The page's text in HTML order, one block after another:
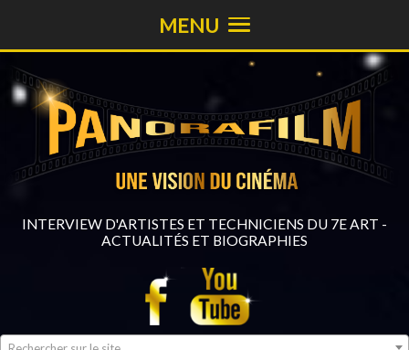
INTERVIEW D'ARTISTES ET TECHNICIENS DU 7E ART -
ACTUALITÉS ET BIOGRAPHIES
MENU